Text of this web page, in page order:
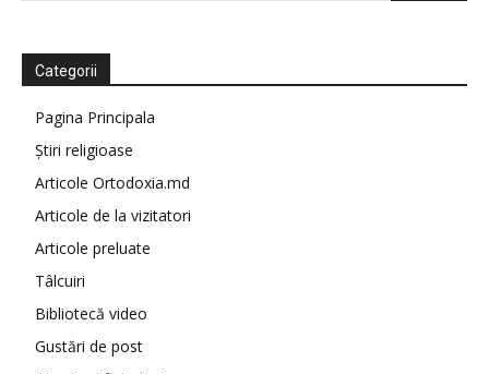
Categorii
Pagina Principala
Știri religioase
Articole Ortodoxia.md
Articole de la vizitatori
Articole preluate
Tâlcuiri
Bibliotecă video
Gustări de post